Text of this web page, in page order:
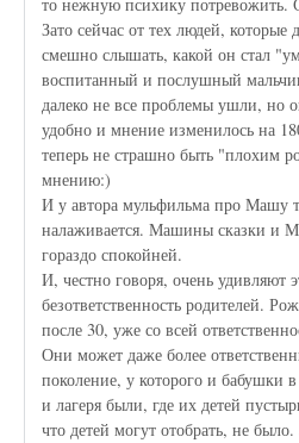
Зато сейчас от тех людей, которые
смешно слышать, какой он стал
воспитанный и послушный
далеко не все проблемы ушли, но
удобно и мнение изменилось на
теперь не страшно быть "плохим
мнению:)
И у автора мульфильма про Машу
налаживается. Машины сказки и
гораздо спокойней.
И, честно говоря, очень удивляют
безответственность родителей.
после 30, уже со всей
Они может даже более
поколение, у которого и бабушки
и лагеря были, где их детей
что детей могут отобрать, не